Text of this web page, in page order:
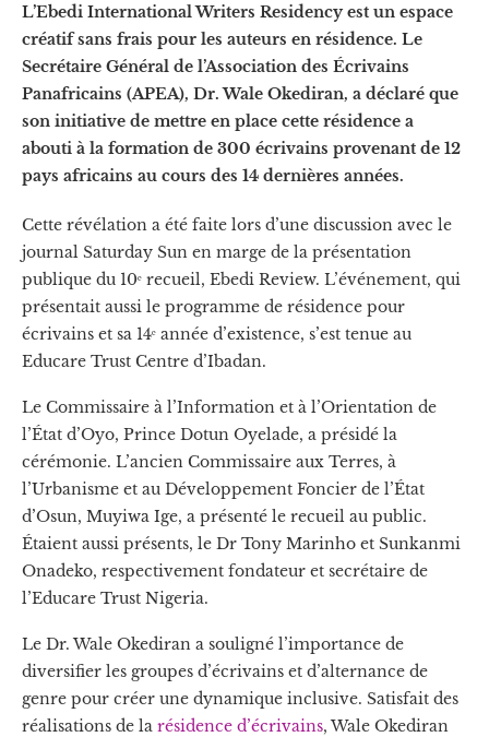
L’Ebedi International Writers Residency est un espace
créatif sans frais pour les auteurs en résidence. Le
Secrétaire Général de l’Association des Écrivains
Panafricains (APEA), Dr. Wale Okediran, a déclaré que
son initiative de mettre en place cette résidence a
abouti à la formation de 300 écrivains provenant de 12
pays africains au cours des 14 dernières années.
Cette révélation a été faite lors d’une discussion avec le
journal Saturday Sun en marge de la présentation
publique du 10ᵉ recueil, Ebedi Review. L’événement, qui
présentait aussi le programme de résidence pour
écrivains et sa 14ᵉ année d’existence, s’est tenue au
Educare Trust Centre d’Ibadan.
Le Commissaire à l’Information et à l’Orientation de
l’État d’Oyo, Prince Dotun Oyelade, a présidé la
cérémonie. L’ancien Commissaire aux Terres, à
l’Urbanisme et au Développement Foncier de l’État
d’Osun, Muyiwa Ige, a présenté le recueil au public.
Étaient aussi présents, le Dr Tony Marinho et Sunkanmi
Onadeko, respectivement fondateur et secrétaire de
l’Educare Trust Nigeria.
Le Dr. Wale Okediran a souligné l’importance de
diversifier les groupes d’écrivains et d’alternance de
genre pour créer une dynamique inclusive. Satisfait des
réalisations de la résidence d’écrivains, Wale Okediran